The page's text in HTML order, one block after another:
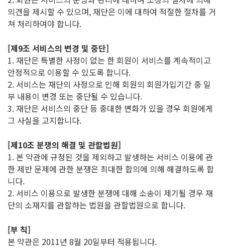
의견을 제시할 수 있으며, 재단은 이에 대하여 적절한 절차를 거
쳐 처리하여야 합니다.
[제9조 서비스의 변경 및 중단]
1. 재단은 특별한 사정이 없는 한 회원이 서비스를 계속적이고
안정적으로 이용할 수 있도록 합니다.
2. 서비스는 재단의 사정으로 인해 회원의 회원가입기간 중 일
부 내용이 변경 또는 중단될 수 있습니다.
3. 재단은 서비스의 중단 등 중대한 변화가 있을 경우 회원에게
그 사실을 고지합니다.
[제10조 분쟁의 해결 및 관할법원]
1. 본 약관에 규정된 것을 제외하고 발생하는 서비스 이용에 관
한 제반 문제에 관한 분쟁은 최대한 합의에 의해 해결하도록 합
니다.
2. 서비스 이용으로 발생한 분쟁에 대해 소송이 제기될 경우 재
단의 소재지를 관할하는 법원을 관할법원으로 합니다.
[부 칙]
본 약관은 2011년 8월 20일부터 적용됩니다.